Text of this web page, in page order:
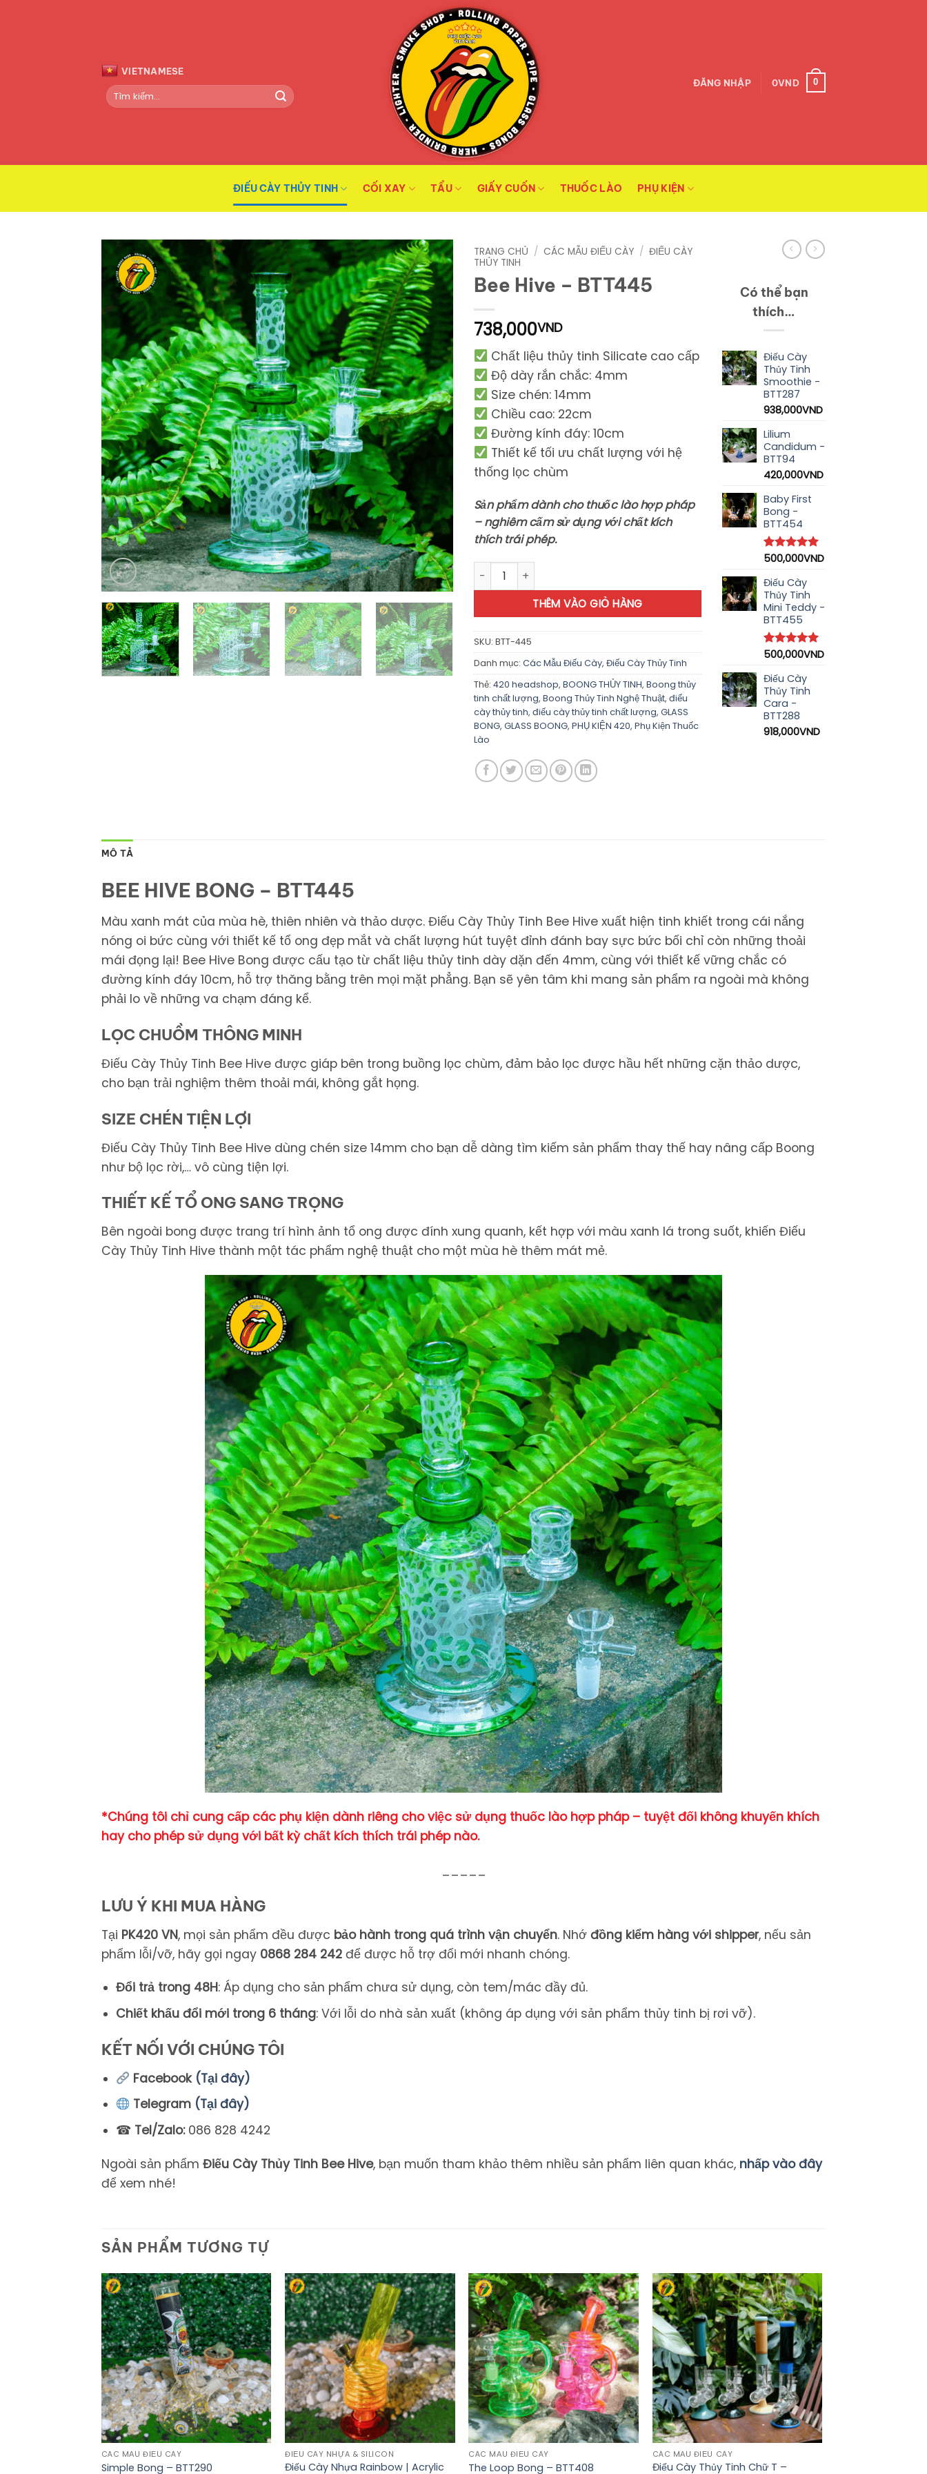
VIETNAMESE
Tìm
kiếm:
ĐĂNG NHẬP 0VND 0
ĐIẾU CÀY THỦY TINH CỐI XAY TẨU GIẤY CUỐN THUỐC LÀO PHỤ KIỆN
TRANG CHỦ / CÁC MẪU ĐIẾU CÀY / ĐIẾU CÀY
THỦY TINH
Bee Hive – BTT445
738,000VND
Chất liệu thủy tinh Silicate cao cấp
Độ dày rắn chắc: 4mm
Size chén: 14mm
Chiều cao: 22cm
Đường kính đáy: 10cm
Thiết kế tối ưu chất lượng với hệ
thống lọc chùm
Sản phẩm dành cho thuốc lào hợp pháp
– nghiêm cấm sử dụng với chất kích
thích trái phép.
Bee Hive - BTT445 số lượng
THÊM VÀO GIỎ HÀNG
SKU: BTT-445
Danh mục: Các Mẫu Điếu Cày, Điếu Cày Thủy Tinh
Thẻ: 420 headshop, BOONG THỦY TINH, Boong thủy
tinh chất lượng, Boong Thủy Tinh Nghệ Thuật, điếu
cày thủy tinh, điếu cày thủy tinh chất lượng, GLASS
BONG, GLASS BOONG, PHỤ KIỆN 420, Phụ Kiện Thuốc
Lào
Có thể bạn
thích…
Điếu Cày
Thủy Tinh
Smoothie -
BTT287
938,000VND
Lilium
Candidum -
BTT94
420,000VND
Baby First
Bong -
BTT454
5.00trên 5
1
đánh giá
500,000VND
Điếu Cày
Thủy Tinh
Mini Teddy -
BTT455
5.00trên 5
3
đánh giá
500,000VND
Điếu Cày
Thủy Tinh
Cara -
BTT288
918,000VND
MÔ TẢ
BEE HIVE BONG – BTT445
Màu xanh mát của mùa hè, thiên nhiên và thảo dược. Điếu Cày Thủy Tinh Bee Hive xuất hiện tinh khiết trong cái nắng
nóng oi bức cùng với thiết kế tổ ong đẹp mắt và chất lượng hút tuyệt đỉnh đánh bay sực bức bối chỉ còn những thoải
mái đọng lại! Bee Hive Bong được cấu tạo từ chất liệu thủy tinh dày dặn đến 4mm, cùng với thiết kế vững chắc có
đường kính đáy 10cm, hỗ trợ thăng bằng trên mọi mặt phẳng. Bạn sẽ yên tâm khi mang sản phẩm ra ngoài mà không
phải lo về những va chạm đáng kể.
LỌC CHUỒM THÔNG MINH
Điếu Cày Thủy Tinh Bee Hive được giáp bên trong buồng lọc chùm, đảm bảo lọc được hầu hết những cặn thảo dược,
cho bạn trải nghiệm thêm thoải mái, không gắt họng.
SIZE CHÉN TIỆN LỢI
Điếu Cày Thủy Tinh Bee Hive dùng chén size 14mm cho bạn dễ dàng tìm kiếm sản phẩm thay thế hay nâng cấp Boong
như bộ lọc rời,… vô cùng tiện lợi.
THIẾT KẾ TỔ ONG SANG TRỌNG
Bên ngoài bong được trang trí hình ảnh tổ ong được đính xung quanh, kết hợp với màu xanh lá trong suốt, khiến Điếu
Cày Thủy Tinh Hive thành một tác phẩm nghệ thuật cho một mùa hè thêm mát mẻ.
*Chúng tôi chỉ cung cấp các phụ kiện dành riêng cho việc sử dụng thuốc lào hợp pháp – tuyệt đối không khuyến khích
hay cho phép sử dụng với bất kỳ chất kích thích trái phép nào.
LƯU Ý KHI MUA HÀNG
Tại PK420 VN, mọi sản phẩm đều được bảo hành trong quá trình vận chuyển. Nhớ đồng kiểm hàng với shipper, nếu sản
phẩm lỗi/vỡ, hãy gọi ngay 0868 284 242 để được hỗ trợ đổi mới nhanh chóng.
Đổi trả trong 48H: Áp dụng cho sản phẩm chưa sử dụng, còn tem/mác đầy đủ.
Chiết khấu đổi mới trong 6 tháng: Với lỗi do nhà sản xuất (không áp dụng với sản phẩm thủy tinh bị rơi vỡ).
KẾT NỐI VỚI CHÚNG TÔI
Facebook (Tại đây)
Telegram (Tại đây)
☎ Tel/Zalo:086 828 4242
Ngoài sản phẩm Điếu Cày Thủy Tinh Bee Hive, bạn muốn tham khảo thêm nhiều sản phẩm liên quan khác, nhấp vào đây
để xem nhé!
SẢN PHẨM TƯƠNG TỰ
CÁC MẪU ĐIẾU CÀY
Simple Bong – BTT290
ĐIẾU CÀY NHỰA & SILICON
Điếu Cày Nhựa Rainbow | Acrylic
CÁC MẪU ĐIẾU CÀY
The Loop Bong – BTT408
CÁC MẪU ĐIẾU CÀY
Điếu Cày Thủy Tinh Chữ T –